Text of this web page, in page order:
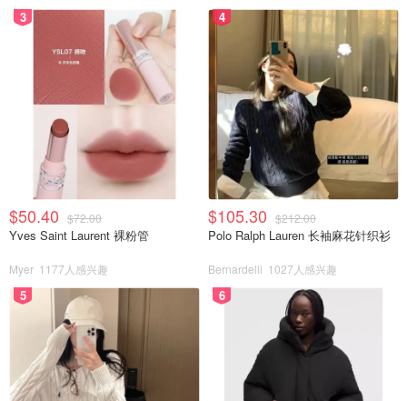
3
$50.40 $72.00
Yves Saint Laurent 裸粉管
Myer 1177人感兴趣
4
$105.30 $212.00
Polo Ralph Lauren 长袖麻花针织衫
Bernardelli 1027人感兴趣
5 6